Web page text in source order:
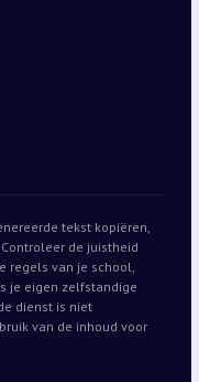
tekst kopiëren,
de juistheid
regels van je school,
je eigen zelfstandige
dienst is niet
van de inhoud voor